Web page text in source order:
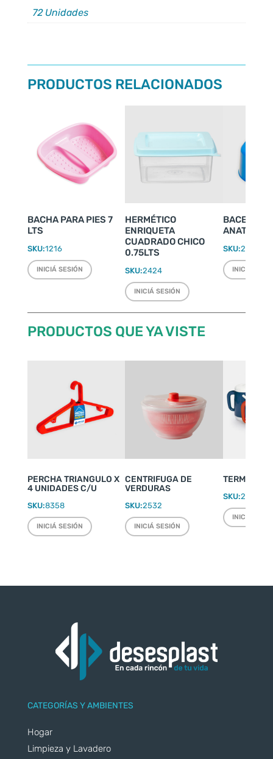
72 Unidades
PRODUCTOS RELACIONADOS
BACHA PARA PIES 7
LTS
SKU:1216
INICIÁ SESIÓN
HERMÉTICO
ENRIQUETA
CUADRADO CHICO
0.75LTS
SKU:2424
INICIÁ SESIÓN
BACENILLA
SKU:2248
INICIÁ
PRODUCTOS QUE YA VISTE
PERCHA TRIANGULO X
4 UNIDADES C/U
SKU:8358
INICIÁ SESIÓN
CENTRIFUGA DE
VERDURAS
SKU:2532
INICIÁ SESIÓN
TERMO
SKU:2220
INICIÁ
CATEGORÍAS Y AMBIENTES
Hogar
Limpieza y Lavadero